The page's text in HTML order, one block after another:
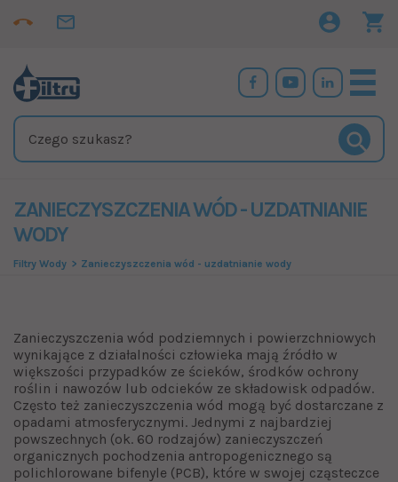
ZANIECZYSZCZENIA WÓD - UZDATNIANIE
WODY
Filtry Wody Zanieczyszczenia wód - uzdatnianie wody
Zanieczyszczenia wód podziemnych i powierzchniowych
wynikające z działalności człowieka mają źródło w
większości przypadków ze ścieków, środków ochrony
roślin i nawozów lub odcieków ze składowisk odpadów.
Często też zanieczyszczenia wód mogą być dostarczane z
opadami atmosferycznymi. Jednymi z najbardziej
powszechnych (ok. 60 rodzajów) zanieczyszczeń
organicznych pochodzenia antropogenicznego są
polichlorowane bifenyle (PCB), które w swojej cząsteczce